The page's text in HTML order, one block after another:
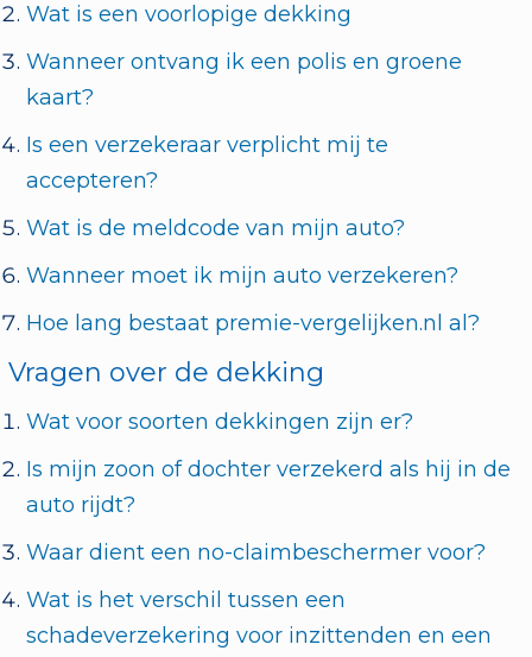
Wat is een voorlopige dekking
Wanneer ontvang ik een polis en groene
kaart?
Is een verzekeraar verplicht mij te
accepteren?
Wat is de meldcode van mijn auto?
Wanneer moet ik mijn auto verzekeren?
Hoe lang bestaat premie-vergelijken.nl al?
Vragen over de dekking
Wat voor soorten dekkingen zijn er?
Is mijn zoon of dochter verzekerd als hij in de
auto rijdt?
Waar dient een no-claimbeschermer voor?
Wat is het verschil tussen een
schadeverzekering voor inzittenden en een